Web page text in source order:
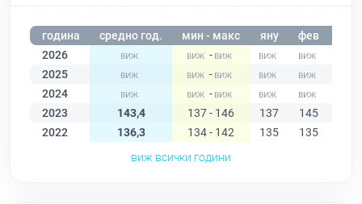
година средно год. мин - макс яну фев
2026
-
2025
-
2024
-
2023
143,4 137 - 146 137 145
2022
136,3 134 - 142 135 135
виж всички години